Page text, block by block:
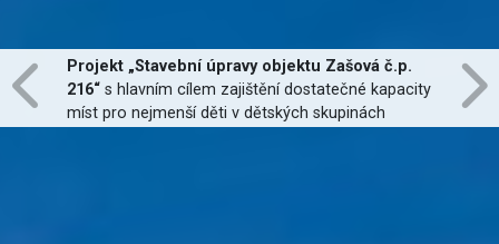
Projekt „Stavební úpravy objektu Zašová č.p.
216“ s hlavním cílem zajištění dostatečné kapacity
míst pro nejmenší děti v dětských skupinách